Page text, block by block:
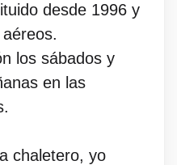
desde 1996 y
los sábados y
en las
chaletero, yo